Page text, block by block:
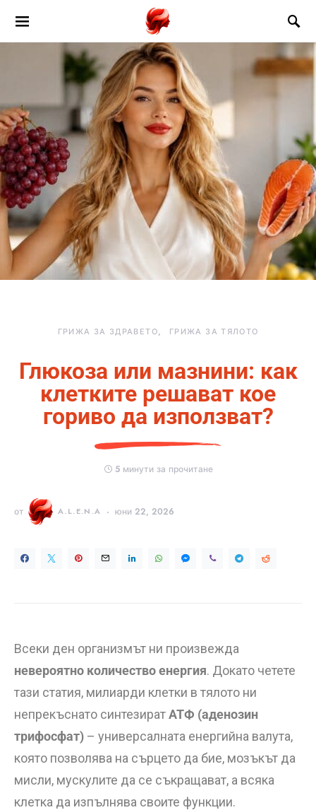
ГРИЖА ЗА ЗДРАВЕТО ГРИЖА ЗА ТЯЛОТО
Глюкоза или мазнини: как
клетките решават кое
гориво да използват?
5 минути за прочитане
от A.L.E.N.A юни 22, 2026
Всеки ден организмът ни произвежда
невероятно количество енергия. Докато четете
тази статия, милиарди клетки в тялото ни
непрекъснато синтезиратАТФ (аденозин
трифосфат) – универсалната енергийна валута,
която позволява на сърцето да бие, мозъкът да
мисли, мускулите да се съкращават, а всяка
клетка да изпълнява своите функции.